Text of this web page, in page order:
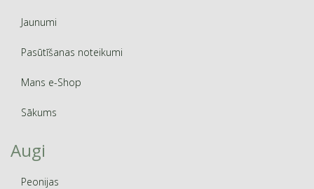
Jaunumi
Pasūtīšanas noteikumi
Mans e-Shop
Sākums
Augi
Peonijas